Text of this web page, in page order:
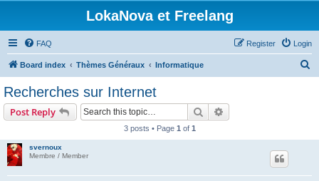
LokaNova et Freelang
FAQ Login
Register
Board index Thèmes Généraux Informatique
Recherches sur Internet
Post Reply Search
3 posts • Page 1 of 1
svernoux
Membre / Member